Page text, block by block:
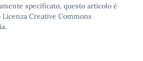
specificato, questo articolo è
Creative Commons